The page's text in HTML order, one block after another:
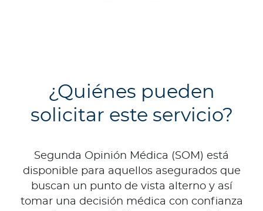
¿Quiénes pueden
solicitar este servicio?
Segunda Opinión Médica (SOM) está
disponible para aquellos asegurados que
buscan un punto de vista alterno y así
tomar una decisión médica con confianza